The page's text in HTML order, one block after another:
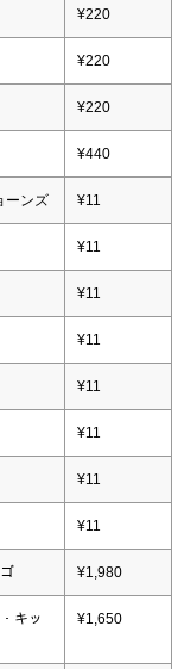
¥220
¥220
¥220
¥440
ーンズ ¥11
¥11
¥11
¥11
¥11
¥11
¥11
¥11
¥1,980
キッ
¥1,650